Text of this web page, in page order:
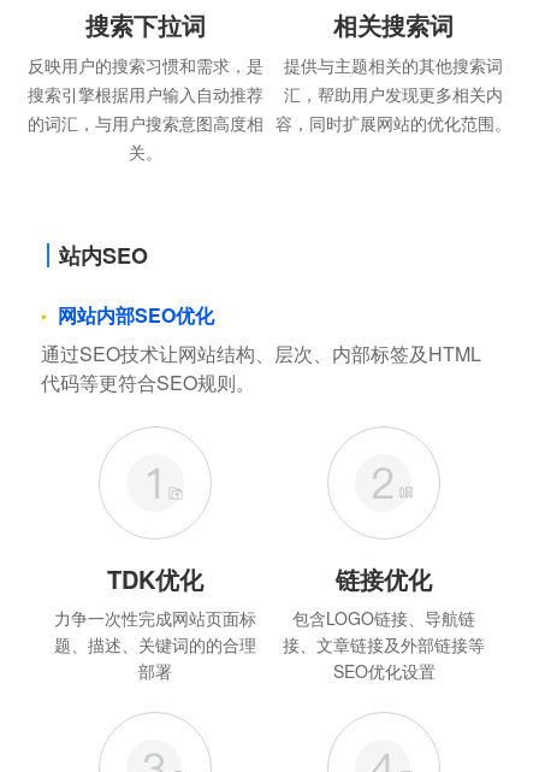
搜索下拉词
反映用户的搜索习惯和需求，是
搜索引擎根据用户输入自动推荐
的词汇，与用户搜索意图高度相
关。
相关搜索词
提供与主题相关的其他搜索词
汇，帮助用户发现更多相关内
容，同时扩展网站的优化范围。
站内SEO
网站内部SEO优化
通过SEO技术让网站结构、层次、内部标签及HTML
代码等更符合SEO规则。
TDK优化
力争一次性完成网站页面标
题、描述、关键词的的合理
部署
链接优化
包含LOGO链接、导航链
接、文章链接及外部链接等
SEO优化设置